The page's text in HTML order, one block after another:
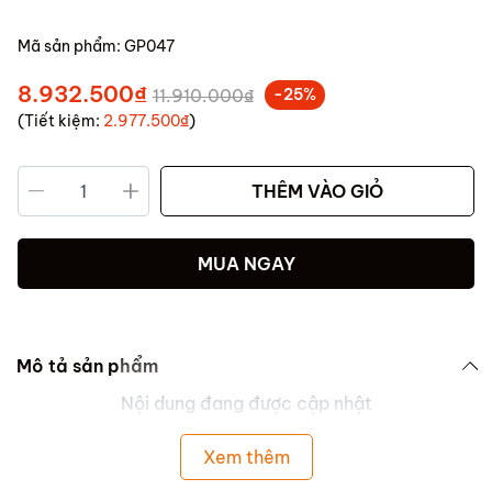
Mã sản phẩm: GP047
8.932.500₫ 11.910.000₫
-25%
(Tiết kiệm: 2.977.500₫)
THÊM VÀO GIỎ
MUA NGAY
Mô tả sản phẩm
Nội dung đang được cập nhật
Xem thêm